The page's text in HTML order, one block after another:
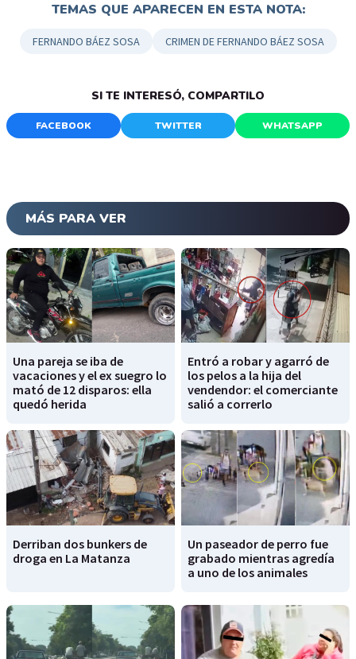
TEMAS QUE APARECEN EN ESTA NOTA:
FERNANDO BÁEZ SOSA CRIMEN DE FERNANDO BÁEZ SOSA
SI TE INTERESÓ, COMPARTILO
FACEBOOK TWITTER WHATSAPP
MÁS PARA VER
Una pareja se iba de
vacaciones y el ex suegro lo
mató de 12 disparos: ella
quedó herida
Entró a robar y agarró de
los pelos a la hija del
vendendor: el comerciante
salió a correrlo
Derriban dos bunkers de
droga en La Matanza
Un paseador de perro fue
grabado mientras agredía
a uno de los animales